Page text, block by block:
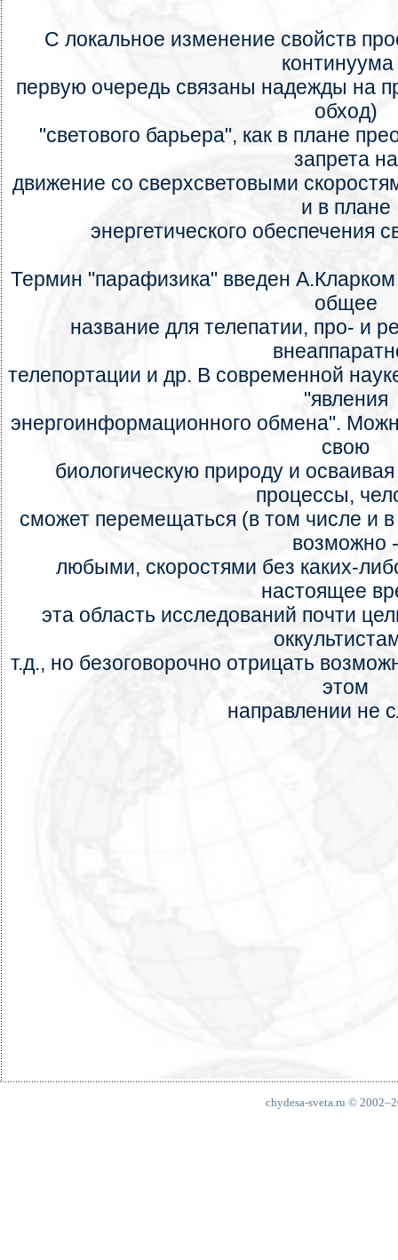
С локальное изменение свойств
континуума
первую очередь связаны надежды на
обход)
"светового барьера", как в плане
запрета на
движение со сверхсветовыми
и в плане
энергетического обеспечения
Термин "парафизика" введен
общее
название для телепатии, про- и
телепортации и др. В современной
"явления
энергоинформационного обмена".
свою
биологическую природу и
процессы,
сможет перемещаться (в том числе и
возможно -
любыми, скоростями без каких-
настоящее
эта область исследований почти
т.д., но безоговорочно отрицать
этом
направлении не
chydesa-sveta.ru ©